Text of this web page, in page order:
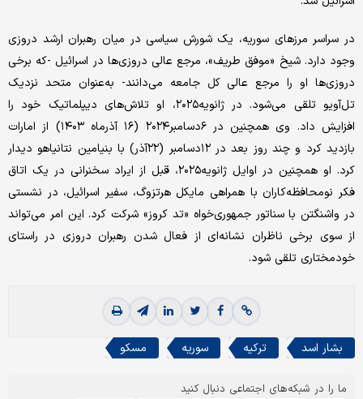
در سراسر مرزهای سوریه، یک شورش سیاسی در میان رهبران ارشد دروزی
وجود دارد. شیخ «موفق طریف»، مرجع عالی دروزی‌ها در اسرائیل -که برخی
دروزی‌ها او را مرجع عالی کل جامعه می‌دانند- به‌عنوان متحد نزدیک
تل‌آویو تلقی می‌شود. در ژانویه۲۰۲۵، او تلاش‌های دیپلماتیک خود را
افزایش داد. وی همچنین در ۶دسامبر۲۰۲۴ (۱۶ آذرماه ۱۴۰۳) از امارات
بازدید کرد و چند روز بعد در ۱۲دسامبر (۲۲آذر) با بنیامین نتانیاهو دیدار
کرد. او همچنین در اوایل ژانویه۲۰۲۵، قبل از ایراد سخنرانی در یک اتاق
فکر نومحافظه‌کاران با همراهی مایکل هرتزوگ، سفیر اسرائیل، در نشستی
در واشنگتن با سناتور جمهوری‌خواه «تد کروز» شرکت کرد. این امر می‌تواند
از سوی برخی ناظران نشانه‌ای از فعال شدن رهبران دروزی در راستای
خودمختاری تلقی شود.
بشار اسد ترکیه سوریه مسکو
ما را در شبکه‌های اجتماعی دنبال کنید